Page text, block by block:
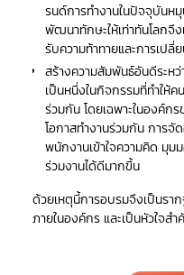
รนด์การทำงานในปัจจุบันห
พัฒนาทักษะให้เท่าทันโลกจึ
รับความท้าทายและการเปลี่
สร้างความสัมพันธ์อันดีระห
เป็นหนึ่งในกิจกรรมที่ทำให้ค
ร่วมกัน โดยเฉพาะในองค์ก
โอกาสทำงานร่วมกัน การจั
พนักงานเข้าใจความคิด มุม
ร่วมงานได้ดีมากขึ้น
ด้วยเหตุนี้การอบรมจึงเป็นร
ภายในองค์กร และเป็นหัวใจส